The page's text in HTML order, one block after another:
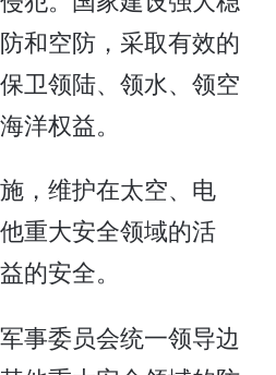
和空防，采取有效的
卫领陆、领水、领空
洋权益。
，维护在太空、电
重大安全领域的活
的安全。
事委员会统一领导边